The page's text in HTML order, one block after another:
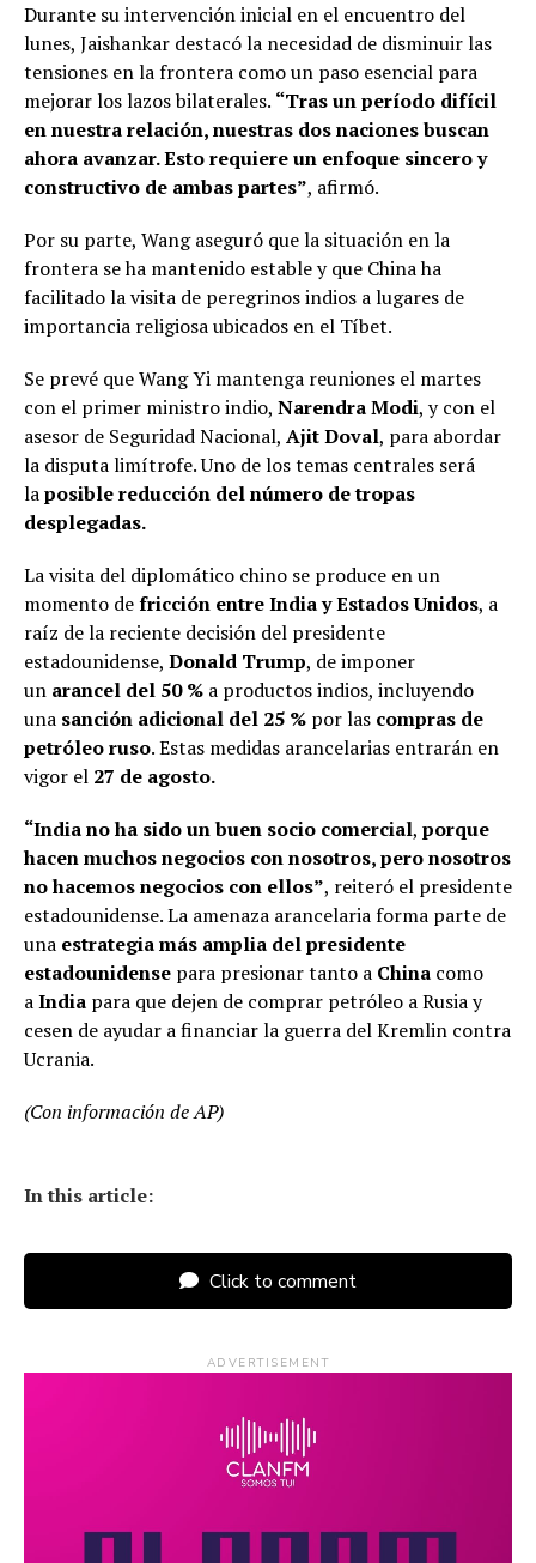
Durante su intervención inicial en el encuentro del
lunes, Jaishankar destacó la necesidad de disminuir las
tensiones en la frontera como un paso esencial para
mejorar los lazos bilaterales. “Tras un período difícil
en nuestra relación, nuestras dos naciones buscan
ahora avanzar. Esto requiere un enfoque sincero y
constructivo de ambas partes”, afirmó.
Por su parte, Wang aseguró que la situación en la
frontera se ha mantenido estable y que China ha
facilitado la visita de peregrinos indios a lugares de
importancia religiosa ubicados en el Tíbet.
Se prevé que Wang Yi mantenga reuniones el martes
con el primer ministro indio, Narendra Modi, y con el
asesor de Seguridad Nacional, Ajit Doval, para abordar
la disputa limítrofe. Uno de los temas centrales será
laposible reducción del número de tropas
desplegadas.
La visita del diplomático chino se produce en un
momento defricción entre India y Estados Unidos, a
raíz de la reciente decisión del presidente
estadounidense, Donald Trump, de imponer
un arancel del 50 % a productos indios, incluyendo
una sanción adicional del 25 % por las compras de
petróleo ruso. Estas medidas arancelarias entrarán en
vigor el 27 de agosto.
“India no ha sido un buen socio comercial, porque
hacen muchos negocios con nosotros, pero nosotros
no hacemos negocios con ellos”, reiteró el presidente
estadounidense. La amenaza arancelaria forma parte de
una estrategia más amplia del presidente
estadounidense para presionar tanto a China como
aIndia para que dejen de comprar petróleo a Rusia y
cesen de ayudar a financiar la guerra del Kremlin contra
Ucrania.
(Con información de AP)
In this article:
Click to comment
ADVERTISEMENT